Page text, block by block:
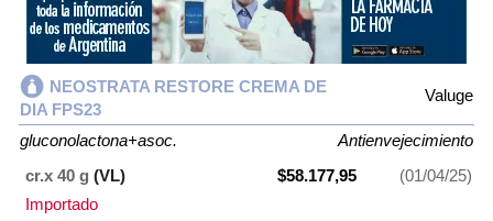
NEOSTRATA RESTORE CREMA DE
DIA FPS23
Valuge
gluconolactona+asoc.
Antienvejecimiento
cr.x 40 g (VL) $58.177,95
(01/04/25)
Importado